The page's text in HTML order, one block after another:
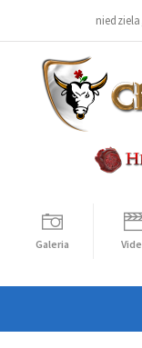
Galeria